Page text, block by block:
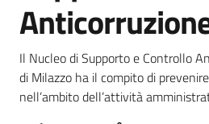
Il Nucleo di Supporto e Controllo
di Milazzo ha il compito di
nell’ambito dell’attività